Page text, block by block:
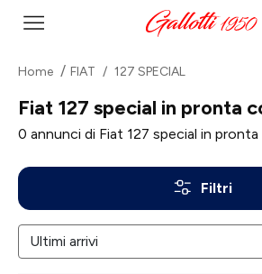
Home FIAT 127 SPECIAL
Fiat 127 special in pronta
0 annunci di Fiat 127 special in
Filtri